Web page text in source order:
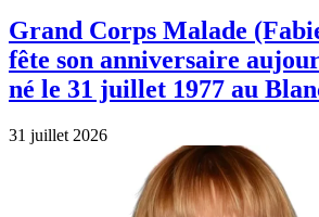
Grand Corps Malade
fête son anniversaire
né le 31 juillet 1977 au
31 juillet 2026